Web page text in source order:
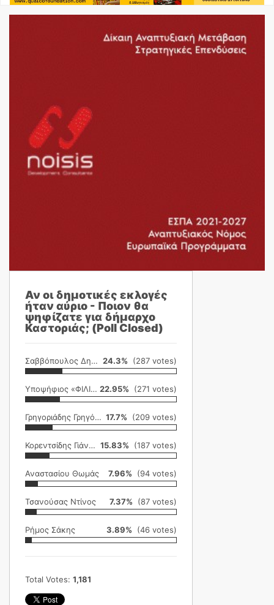
Αν οι δημοτικές εκλογές
ήταν αύριο - Ποιον θα
ψηφίζατε για δήμαρχο
Καστοριάς; (Poll Closed)
Σαββόπουλος Δημήτρης 24.3% (287 votes)
Υποψήφιος «ΦΙΛΙΚΗ ΕΤΑΙΡΕΙΑ» 22.95% (271 votes)
Γρηγοριάδης Γρηγόρης 17.7% (209 votes)
Κορεντσίδης Γιάννης 15.83% (187 votes)
Αναστασίου Θωμάς 7.96% (94 votes)
Τσανούσας Ντίνος 7.37% (87 votes)
Ρήμος Σάκης 3.89% (46 votes)
Total Votes: 1,181